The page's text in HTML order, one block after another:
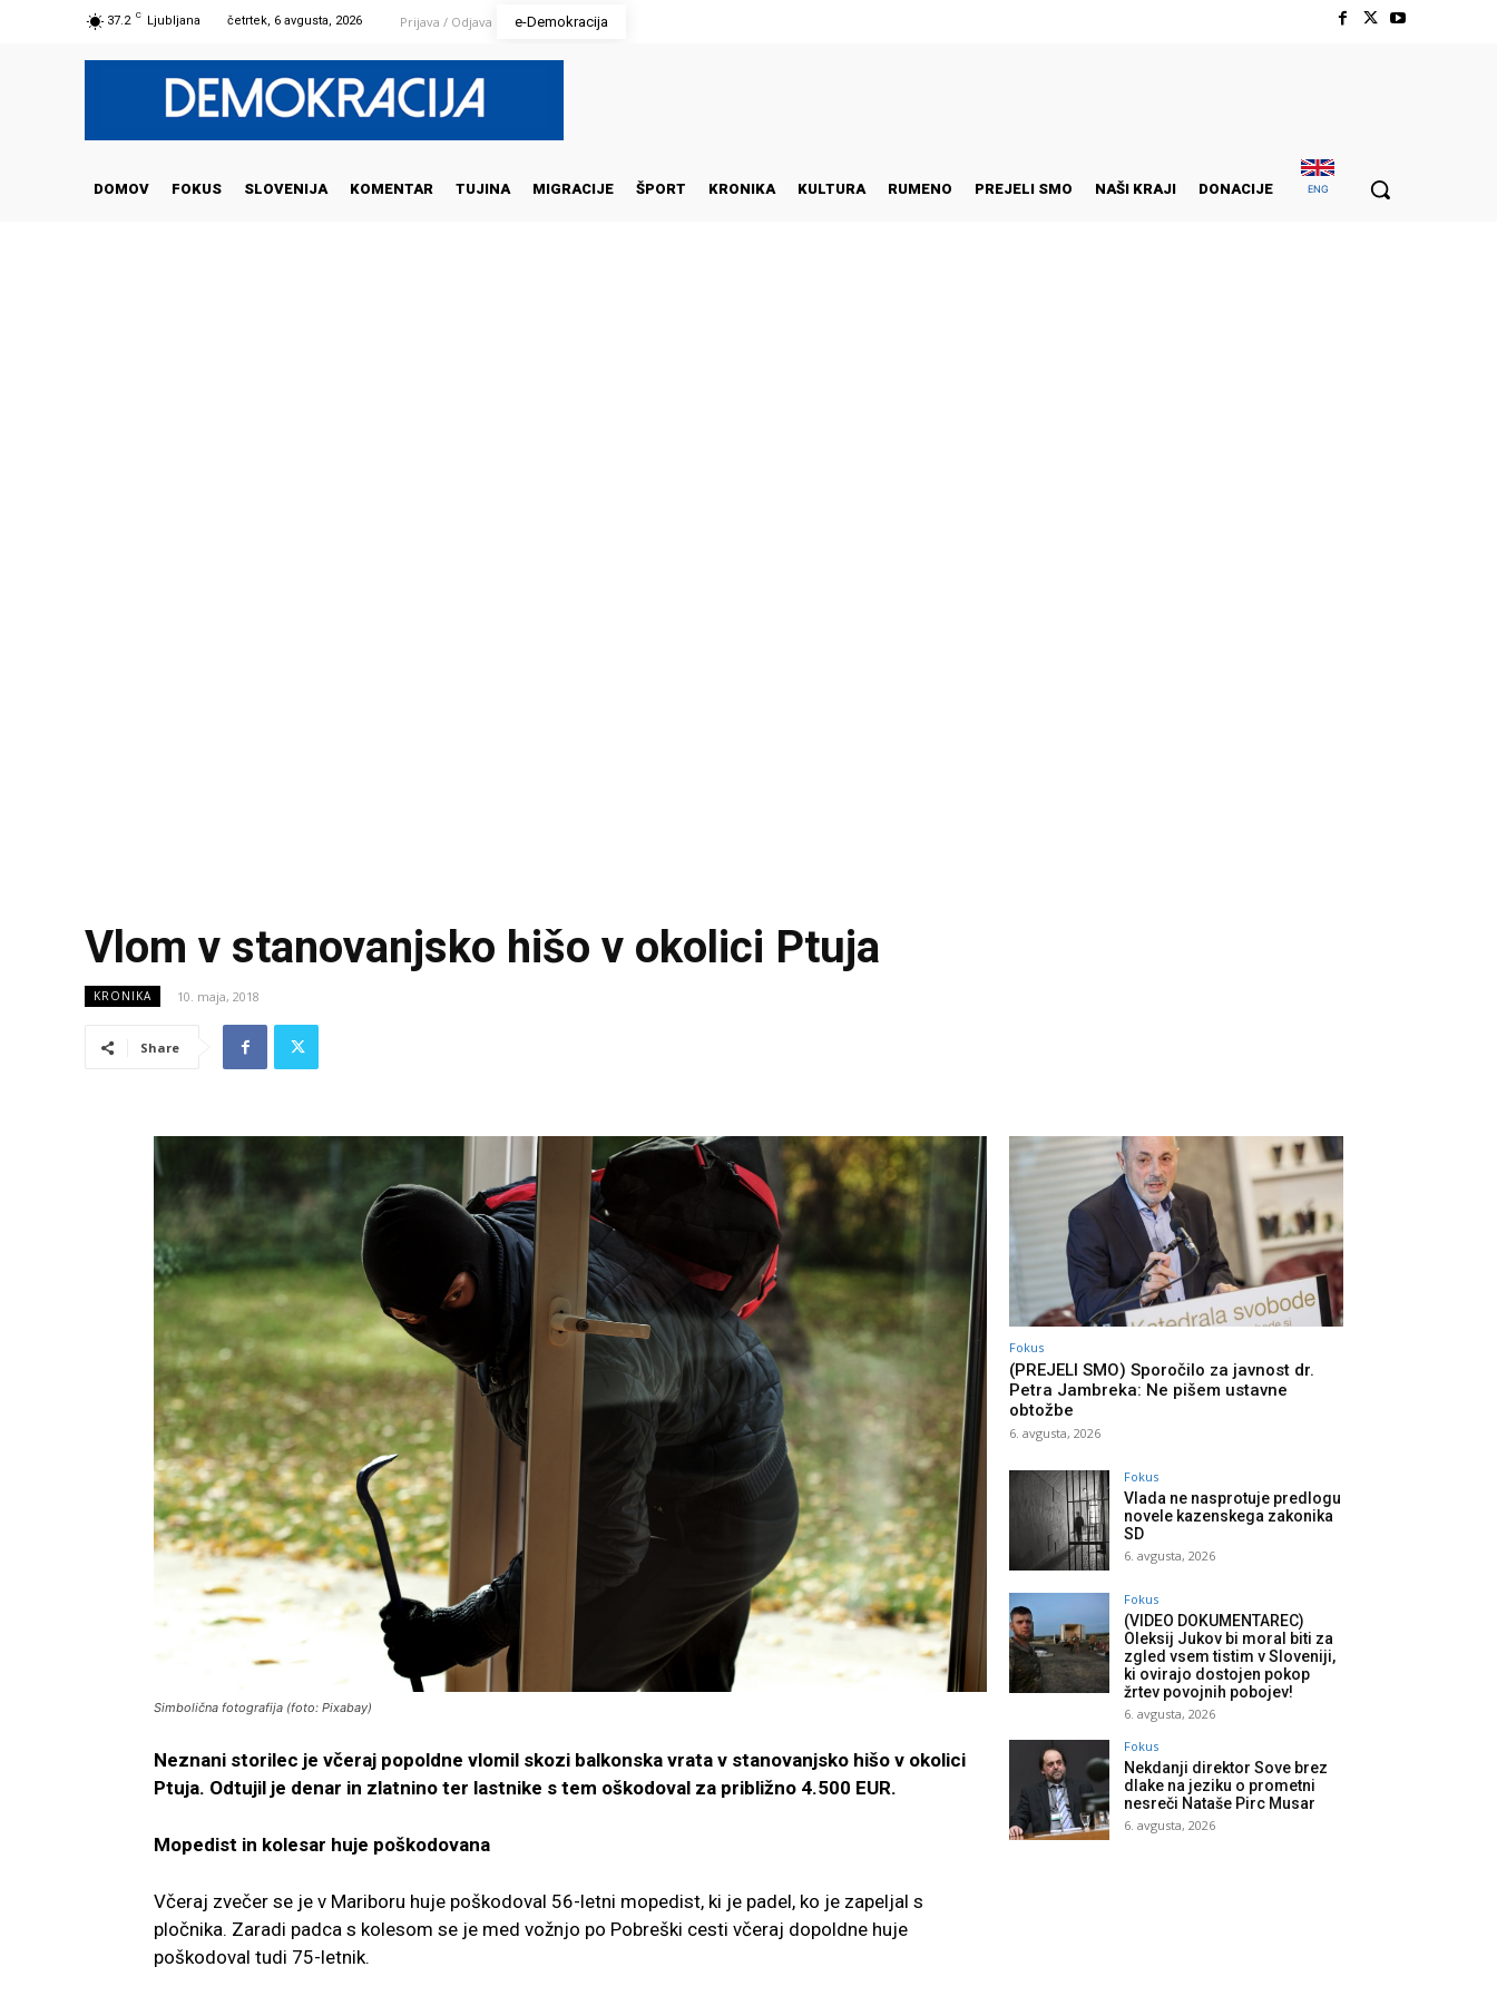
37.2 C Ljubljana četrtek, 6 avgusta, 2026 Prijava / Odjava e-Demokracija
DOMOV FOKUS SLOVENIJA KOMENTAR TUJINA MIGRACIJE ŠPORT KRONIKA KULTURA RUMENO PREJELI SMO NAŠI KRAJI DONACIJE ENG
Vlom v stanovanjsko hišo v okolici Ptuja
KRONIKA 10. maja, 2018
Share
Simbolična fotografija (foto: Pixabay)
Neznani storilec je včeraj popoldne vlomil skozi balkonska vrata v stanovanjsko hišo v okolici
Ptuja. Odtujil je denar in zlatnino ter lastnike s tem oškodoval za približno 4.500 EUR.
Mopedist in kolesar huje poškodovana
Včeraj zvečer se je v Mariboru huje poškodoval 56-letni mopedist, ki je padel, ko je zapeljal s
pločnika. Zaradi padca s kolesom se je med vožnjo po Pobreški cesti včeraj dopoldne huje
poškodoval tudi 75-letnik.
Fokus
(PREJELI SMO) Sporočilo za javnost dr.
Petra Jambreka: Ne pišem ustavne
obtožbe
6. avgusta, 2026
Fokus
Vlada ne nasprotuje predlogu
novele kazenskega zakonika
SD
6. avgusta, 2026
Fokus
(VIDEO DOKUMENTAREC)
Oleksij Jukov bi moral biti za
zgled vsem tistim v Sloveniji,
ki ovirajo dostojen pokop
žrtev povojnih pobojev!
6. avgusta, 2026
Fokus
Nekdanji direktor Sove brez
dlake na jeziku o prometni
nesreči Nataše Pirc Musar
6. avgusta, 2026